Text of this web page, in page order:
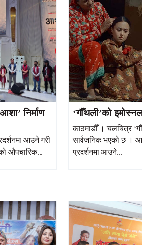
निर्माण
आउने गरी
औपचारिक...
‘गौँथली’को
काठमाडौँ । चलचित्र
सार्वजनिक भएको छ ।
प्रदर्शनमा आउने...